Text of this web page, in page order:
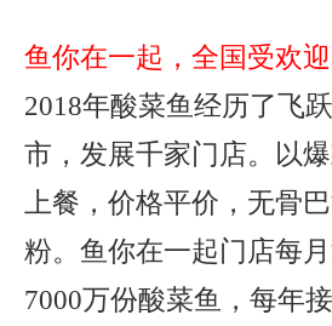
鱼你在一起，全国受欢
2018年酸菜鱼经历了飞
市，发展千家门店。以
上餐，价格平价，无骨
粉。鱼你在一起门店每
7000万份酸菜鱼，每年